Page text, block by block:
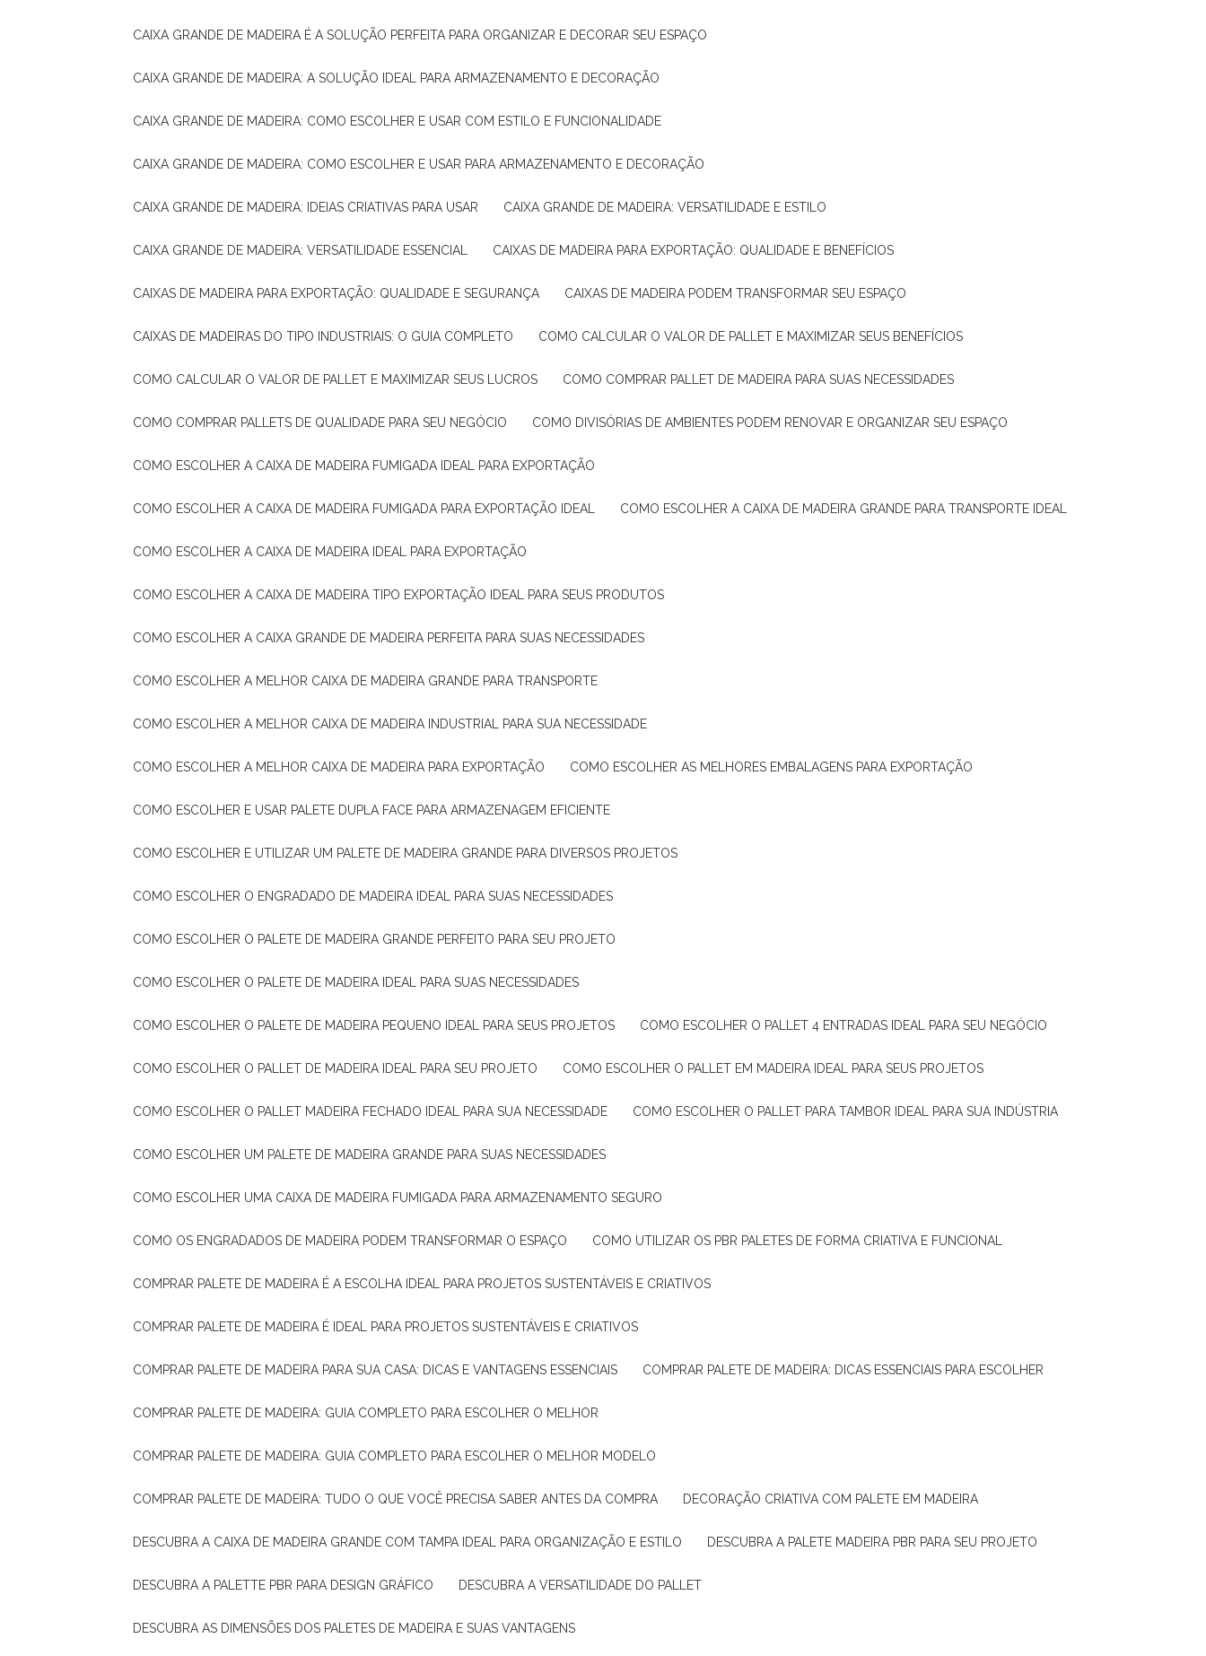
CAIXA GRANDE DE MADEIRA É A SOLUÇÃO PERFEITA PARA ORGANIZAR E DECORAR SEU ESPAÇO
CAIXA GRANDE DE MADEIRA: A SOLUÇÃO IDEAL PARA ARMAZENAMENTO E DECORAÇÃO
CAIXA GRANDE DE MADEIRA: COMO ESCOLHER E USAR COM ESTILO E FUNCIONALIDADE
CAIXA GRANDE DE MADEIRA: COMO ESCOLHER E USAR PARA ARMAZENAMENTO E DECORAÇÃO
CAIXA GRANDE DE MADEIRA: IDEIAS CRIATIVAS PARA USAR CAIXA GRANDE DE MADEIRA: VERSATILIDADE E ESTILO
CAIXA GRANDE DE MADEIRA: VERSATILIDADE ESSENCIAL CAIXAS DE MADEIRA PARA EXPORTAÇÃO: QUALIDADE E BENEFÍCIOS
CAIXAS DE MADEIRA PARA EXPORTAÇÃO: QUALIDADE E SEGURANÇA CAIXAS DE MADEIRA PODEM TRANSFORMAR SEU ESPAÇO
CAIXAS DE MADEIRAS DO TIPO INDUSTRIAIS: O GUIA COMPLETO COMO CALCULAR O VALOR DE PALLET E MAXIMIZAR SEUS BENEFÍCIOS
COMO CALCULAR O VALOR DE PALLET E MAXIMIZAR SEUS LUCROS COMO COMPRAR PALLET DE MADEIRA PARA SUAS NECESSIDADES
COMO COMPRAR PALLETS DE QUALIDADE PARA SEU NEGÓCIO COMO DIVISÓRIAS DE AMBIENTES PODEM RENOVAR E ORGANIZAR SEU ESPAÇO
COMO ESCOLHER A CAIXA DE MADEIRA FUMIGADA IDEAL PARA EXPORTAÇÃO
COMO ESCOLHER A CAIXA DE MADEIRA FUMIGADA PARA EXPORTAÇÃO IDEAL COMO ESCOLHER A CAIXA DE MADEIRA GRANDE PARA TRANSPORTE IDEAL
COMO ESCOLHER A CAIXA DE MADEIRA IDEAL PARA EXPORTAÇÃO
COMO ESCOLHER A CAIXA DE MADEIRA TIPO EXPORTAÇÃO IDEAL PARA SEUS PRODUTOS
COMO ESCOLHER A CAIXA GRANDE DE MADEIRA PERFEITA PARA SUAS NECESSIDADES
COMO ESCOLHER A MELHOR CAIXA DE MADEIRA GRANDE PARA TRANSPORTE
COMO ESCOLHER A MELHOR CAIXA DE MADEIRA INDUSTRIAL PARA SUA NECESSIDADE
COMO ESCOLHER A MELHOR CAIXA DE MADEIRA PARA EXPORTAÇÃO COMO ESCOLHER AS MELHORES EMBALAGENS PARA EXPORTAÇÃO
COMO ESCOLHER E USAR PALETE DUPLA FACE PARA ARMAZENAGEM EFICIENTE
COMO ESCOLHER E UTILIZAR UM PALETE DE MADEIRA GRANDE PARA DIVERSOS PROJETOS
COMO ESCOLHER O ENGRADADO DE MADEIRA IDEAL PARA SUAS NECESSIDADES
COMO ESCOLHER O PALETE DE MADEIRA GRANDE PERFEITO PARA SEU PROJETO
COMO ESCOLHER O PALETE DE MADEIRA IDEAL PARA SUAS NECESSIDADES
COMO ESCOLHER O PALETE DE MADEIRA PEQUENO IDEAL PARA SEUS PROJETOS COMO ESCOLHER O PALLET 4 ENTRADAS IDEAL PARA SEU NEGÓCIO
COMO ESCOLHER O PALLET DE MADEIRA IDEAL PARA SEU PROJETO COMO ESCOLHER O PALLET EM MADEIRA IDEAL PARA SEUS PROJETOS
COMO ESCOLHER O PALLET MADEIRA FECHADO IDEAL PARA SUA NECESSIDADE COMO ESCOLHER O PALLET PARA TAMBOR IDEAL PARA SUA INDÚSTRIA
COMO ESCOLHER UM PALETE DE MADEIRA GRANDE PARA SUAS NECESSIDADES
COMO ESCOLHER UMA CAIXA DE MADEIRA FUMIGADA PARA ARMAZENAMENTO SEGURO
COMO OS ENGRADADOS DE MADEIRA PODEM TRANSFORMAR O ESPAÇO COMO UTILIZAR OS PBR PALETES DE FORMA CRIATIVA E FUNCIONAL
COMPRAR PALETE DE MADEIRA É A ESCOLHA IDEAL PARA PROJETOS SUSTENTÁVEIS E CRIATIVOS
COMPRAR PALETE DE MADEIRA É IDEAL PARA PROJETOS SUSTENTÁVEIS E CRIATIVOS
COMPRAR PALETE DE MADEIRA PARA SUA CASA: DICAS E VANTAGENS ESSENCIAIS COMPRAR PALETE DE MADEIRA: DICAS ESSENCIAIS PARA ESCOLHER
COMPRAR PALETE DE MADEIRA: GUIA COMPLETO PARA ESCOLHER O MELHOR
COMPRAR PALETE DE MADEIRA: GUIA COMPLETO PARA ESCOLHER O MELHOR MODELO
COMPRAR PALETE DE MADEIRA: TUDO O QUE VOCÊ PRECISA SABER ANTES DA COMPRA DECORAÇÃO CRIATIVA COM PALETE EM MADEIRA
DESCUBRA A CAIXA DE MADEIRA GRANDE COM TAMPA IDEAL PARA ORGANIZAÇÃO E ESTILO DESCUBRA A PALETE MADEIRA PBR PARA SEU PROJETO
DESCUBRA A PALETTE PBR PARA DESIGN GRÁFICO DESCUBRA A VERSATILIDADE DO PALLET
DESCUBRA AS DIMENSÕES DOS PALETES DE MADEIRA E SUAS VANTAGENS